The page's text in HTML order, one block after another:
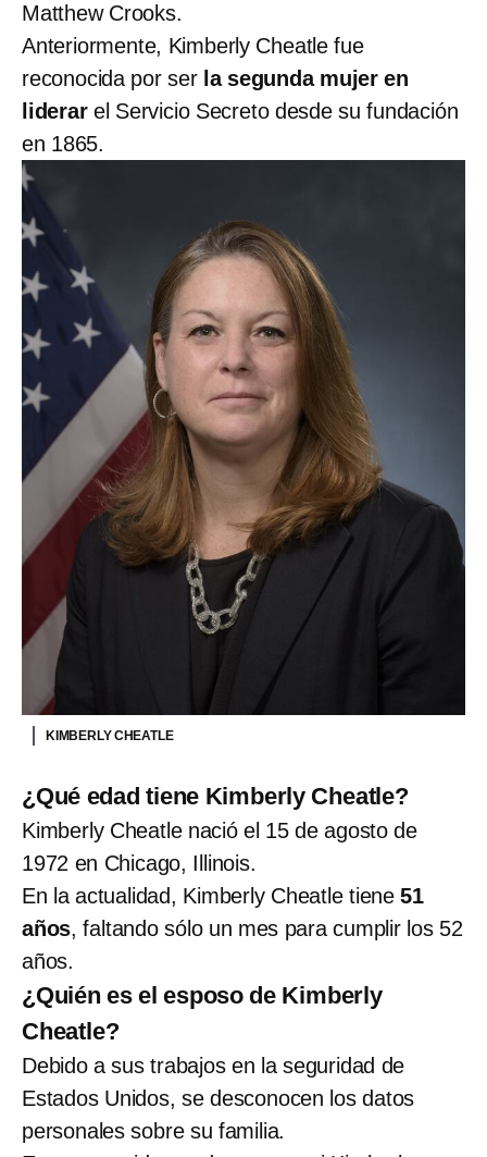
Matthew Crooks.
Anteriormente, Kimberly Cheatle fue
reconocida por ser la segunda mujer en
liderarel Servicio Secreto desde su fundación
en 1865.
KIMBERLY CHEATLE
¿Qué edad tiene Kimberly Cheatle?
Kimberly Cheatle nació el 15 de agosto de
1972 en Chicago, Illinois.
En la actualidad, Kimberly Cheatle tiene51
años, faltando sólo un mes para cumplir los 52
años.
¿Quién es el esposo de Kimberly
Cheatle?
Debido a sus trabajos en la seguridad de
Estados Unidos, se desconocen los datos
personales sobre su familia.